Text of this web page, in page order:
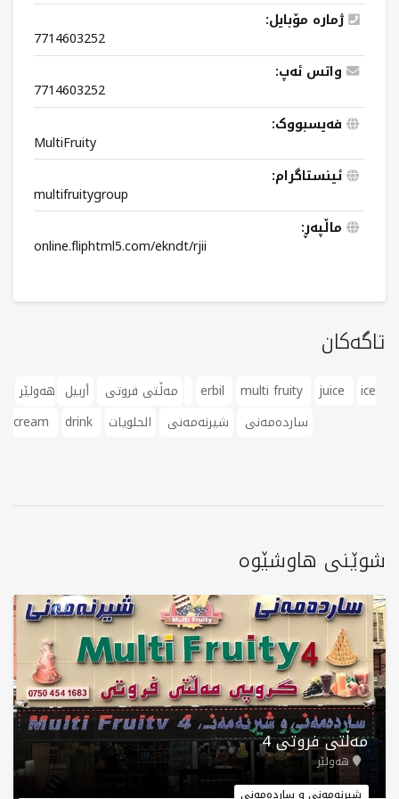
ژمارە مۆبایل:
7714603252
واتس ئەپ:
7714603252
فەیسبووک:
MultiFruity
ئینستاگرام:
multifruitygroup
ماڵپەڕ:
online.fliphtml5.com/ekndt/rjii
تاگەکان
مەڵتی فروتی أربيل erbil multi fruity juice
ice
cream
drink ساردەمەنی شیرنەمەنی الحلويات
شوێنی هاوشێوە
مەڵتی فروتی 4
هەولێر
شیرنەمەنی و ساردەمەنی